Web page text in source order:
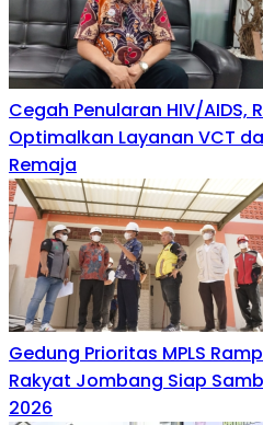
Cegah Penularan HIV/AIDS,
Optimalkan Layanan VCT
Remaja
Gedung Prioritas MPLS
Rakyat Jombang Siap
2026